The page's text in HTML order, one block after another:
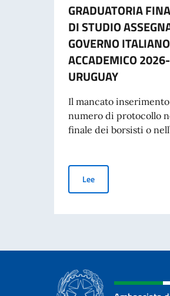
GRADUATORIA
DI STUDIO
GOVERNO
ACCADEMICO
URUGUAY
Il mancato
numero di protocollo
finale dei borsisti o
LeeGRADUATORIA